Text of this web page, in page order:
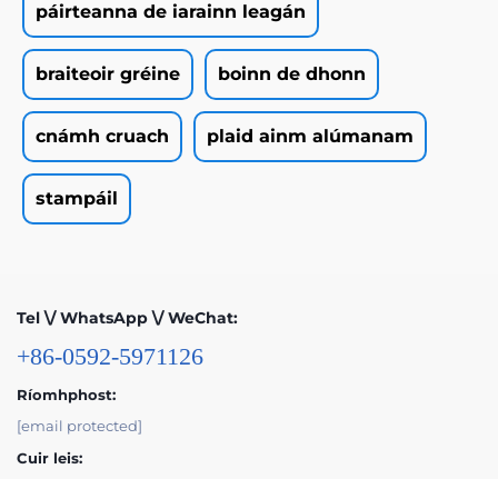
páirteanna de iarainn leagán
braiteoir gréine boinn de dhonn
cnámh cruach plaid ainm alúmanam
stampáil
Tel \/ WhatsApp \/ WeChat:
+86-0592-5971126
Ríomhphost:
[email protected]
Cuir leis: